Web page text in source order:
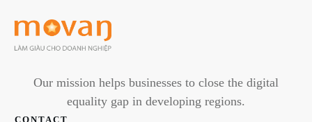
Our mission helps businesses to close the digital
equality gap in developing regions.
CONTACT